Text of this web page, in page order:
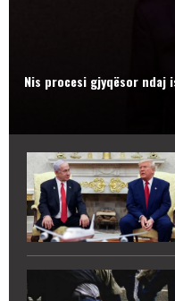
Nis procesi gjyqësor ndaj